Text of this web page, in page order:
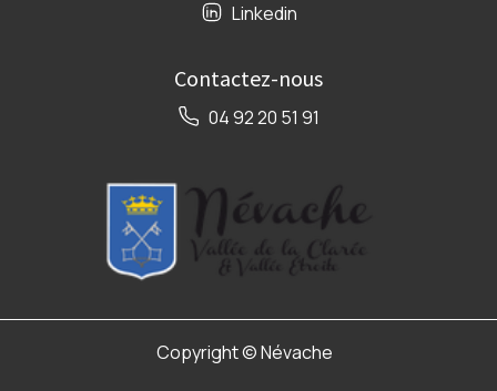
Linkedin
Contactez-nous
04 92 20 51 91
Copyright ©Névache